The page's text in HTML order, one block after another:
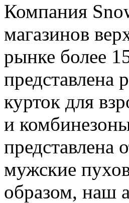
Компания
магазинов
рынке более
представлена
курток для
и
представлена
мужские
образом, наш